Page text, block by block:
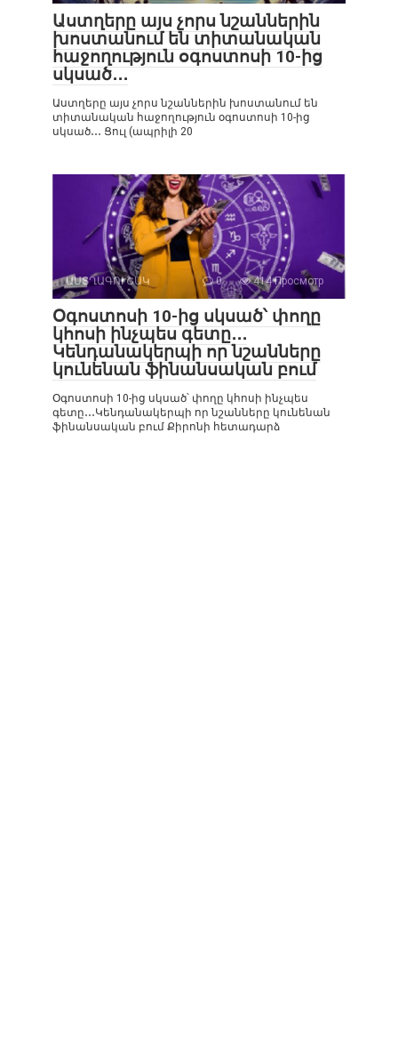
Աստղերը այս չորս նշաններին
խոստանում են տիտանական
հաջողություն օգոստոսի 10-ից
սկսած․․․
Աստղերը այս չորս նշաններին խոստանում են
տիտանական հաջողություն օգոստոսի 10-ից
սկսած․․․ Ցուլ (ապրիլի 20
ԱՍՏՂԱԳՈՒՇԱԿ 0 414 Просмотр
Օգոստոսի 10-ից սկսած՝ փողը
կհոսի ինչպես գետը․․․
Կենդանակերպի որ նշանները
կունենան ֆինանսական բում
Օգոստոսի 10-ից սկսած՝ փողը կհոսի ինչպես
գետը․․․Կենդանակերպի որ նշանները կունենան
ֆինանսական բում Քիրոնի հետադարձ